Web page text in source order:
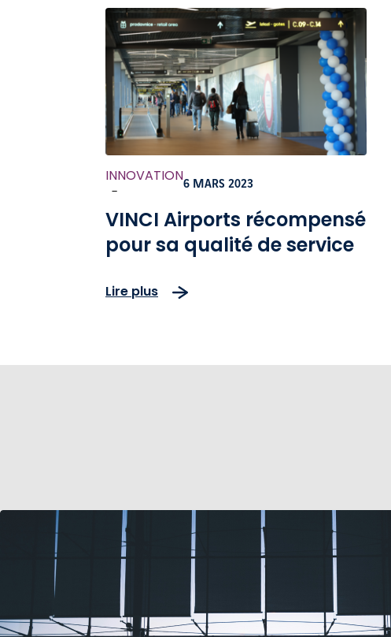
INNOVATION
-
6 MARS 2023
VINCI Airports récompensé
pour sa qualité de service
Lire plus